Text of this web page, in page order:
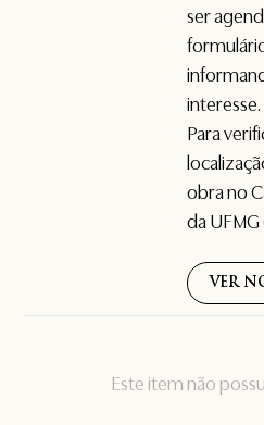
Este item não
ser
interesse.
Para
obra no
da
VER